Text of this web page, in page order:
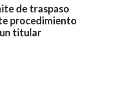
de traspaso
procedimiento
titular